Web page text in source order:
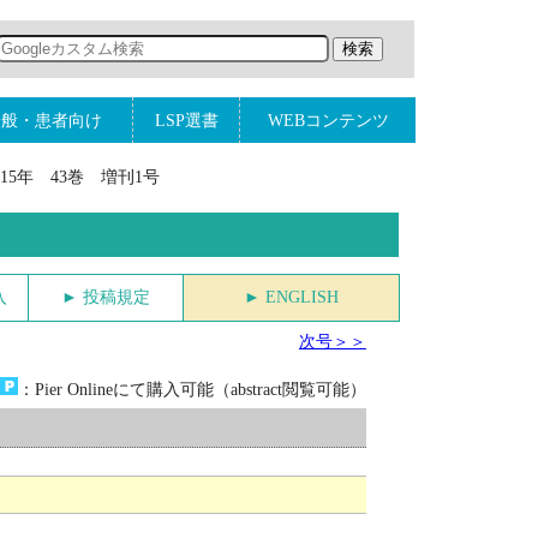
・患者向け LSP選書 WEBコンテンツ
年 43巻 増刊1号
► 投稿規定 ► ENGLISH
次号＞＞
：Pier Onlineにて購入可能（abstract閲覧可能）